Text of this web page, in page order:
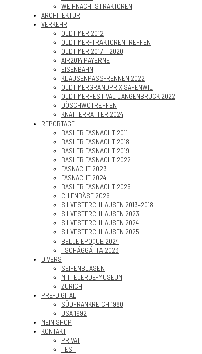
WEIHNACHTSTRAKTOREN
ARCHITEKTUR
VERKEHR
OLDTIMER 2012
OLDTIMER-TRAKTORENTREFFEN
OLDTIMER 2017 – 2020
AIR2014 PAYERNE
EISENBAHN
KLAUSENPASS-RENNEN 2022
OLDTIMERGRANDPRIX SAFENWIL
OLDTIMERFESTIVAL LANGENBRUCK 2022
DÖSCHWOTREFFEN
KNATTERRATTER 2024
REPORTAGE
BASLER FASNACHT 2011
BASLER FASNACHT 2018
BASLER FASNACHT 2019
BASLER FASNACHT 2022
FASNACHT 2023
FASNACHT 2024
BASLER FASNACHT 2025
CHIENBÄSE 2026
SILVESTERCHLAUSEN 2013–2018
SILVESTERCHLAUSEN 2023
SILVESTERCHLAUSEN 2024
SILVESTERCHLAUSEN 2025
BELLE EPOQUE 2024
TSCHÄGGÄTTÄ 2023
DIVERS
SEIFENBLASEN
MITTELERDE-MUSEUM
ZÜRICH
PRE-DIGITAL
SÜDFRANKREICH 1980
USA 1992
MEIN SHOP
KONTAKT
PRIVAT
TEST